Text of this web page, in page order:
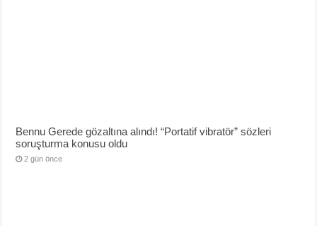
Bennu Gerede gözaltına alındı! “Portatif vibratör” sözleri
soruşturma konusu oldu
2 gün önce